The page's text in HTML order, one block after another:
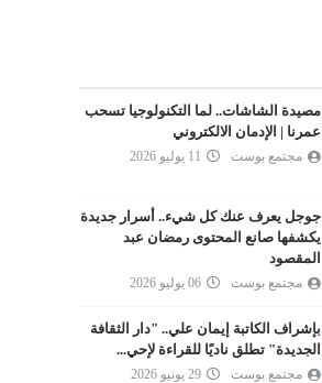
مصيدة الشاشات.. لما التكنولوجيا تسحب
عمرنا | الإدمان الالكتروني
مجتمع بوست 11 يوليو 2026
جوجل يعرف عنك كل شيء.. أسرار جديدة
يكشفها صانع المحتوى رمضان عبد
المقصود
مجتمع بوست 06 يوليو 2026
بإشراف الكاتبة إيمان علي.. "دار الثقافة
الجديدة" تطلق ناديًا للقراءة لإحي...
مجتمع بوست 29 يونيو 2026